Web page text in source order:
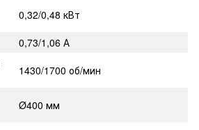
0,32/0,48 кВт
0,73/1,06 А
1430/1700 об/мин
Ø400 мм